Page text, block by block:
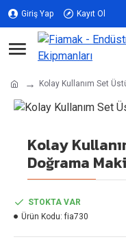
Giriş Yap Kayıt Ol
Kolay Kullanım Set
Kolay
Doğrama
STOKTA VAR
Ürün Kodu: fia730